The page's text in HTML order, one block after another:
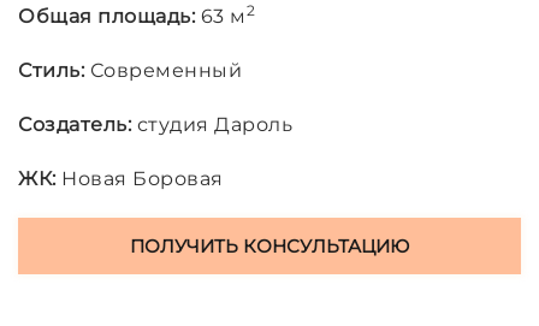
Общая площадь: 63 м 2
Стиль: Современный
Создатель: студия Дароль
ЖК: Новая Боровая
ПОЛУЧИТЬ КОНСУЛЬТАЦИЮ